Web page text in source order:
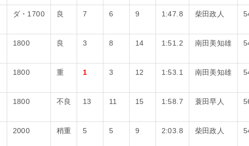
ダ・1700 良 7 6 9 1:47.8 柴田政人
1800 良 3 8 14 1:51.2 南田美知雄
1800 重 1 3 12 1:53.1 南田美知雄
1800 不良 13 11 15 1:58.7 蓑田早人
2000 稍重 5 5 9 2:03.8 柴田政人